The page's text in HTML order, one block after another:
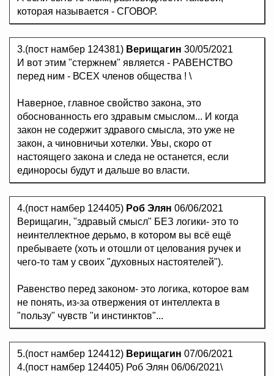
которая называется - СГОВОР.
3.(пост намбер 124381) Верищагин 30/05/2021
И вот этим "стержнем" является - РАВЕНСТВО
перед ним - ВСЕХ членов общества ! \
Наверное, главное свойство закона, это
обоснованность его здравым смыслом... И когда
закон не содержит здравого смысла, это уже не
закон, а чиновничьи хотелки. Увы, скоро от
настоящего закона и следа не останется, если
единоросы будут и дальше во власти.
4.(пост намбер 124405) Роб Элян 06/06/2021
Верищагин, "здравый смысл" БЕЗ логики- это то
неинтеллектное дерьмо, в котором вы всё ещё
пребываете (хоть и отошли от целования ручек и
чего-то там у своих "духовных настоятелей").
Равенство перед законом- это логика, которое вам
не понять, из-за отвержения от интеллекта в
"пользу" чувств "и инстинктов"...
5.(пост намбер 124412) Верищагин 07/06/2021
4.(пост намбер 124405) Роб Элян 06/06/2021\